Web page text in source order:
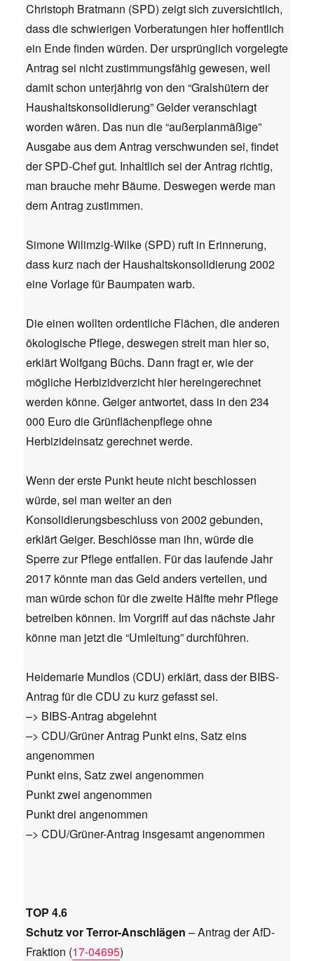
Christoph Bratmann (SPD) zeigt sich zuversichtlich,
dass die schwierigen Vorberatungen hier hoffentlich
ein Ende finden würden. Der ursprünglich vorgelegte
Antrag sei nicht zustimmungsfähig gewesen, weil
damit schon unterjährig von den “Gralshütern der
Haushaltskonsolidierung” Gelder veranschlagt
worden wären. Das nun die “außerplanmäßige”
Ausgabe aus dem Antrag verschwunden sei, findet
der SPD-Chef gut. Inhaltlich sei der Antrag richtig,
man brauche mehr Bäume. Deswegen werde man
dem Antrag zustimmen.
Simone Wilimzig-Wilke (SPD) ruft in Erinnerung,
dass kurz nach der Haushaltskonsolidierung 2002
eine Vorlage für Baumpaten warb.
Die einen wollten ordentliche Flächen, die anderen
ökologische Pflege, deswegen streit man hier so,
erklärt Wolfgang Büchs. Dann fragt er, wie der
mögliche Herbizidverzicht hier hereingerechnet
werden könne. Geiger antwortet, dass in den 234
000 Euro die Grünflächenpflege ohne
Herbizideinsatz gerechnet werde.
Wenn der erste Punkt heute nicht beschlossen
würde, sei man weiter an den
Konsolidierungsbeschluss von 2002 gebunden,
erklärt Geiger. Beschlösse man ihn, würde die
Sperre zur Pflege entfallen. Für das laufende Jahr
2017 könnte man das Geld anders verteilen, und
man würde schon für die zweite Hälfte mehr Pflege
betreiben können. Im Vorgriff auf das nächste Jahr
könne man jetzt die “Umleitung” durchführen.
Heidemarie Mundlos (CDU) erklärt, dass der BIBS-
Antrag für die CDU zu kurz gefasst sei.
–> BIBS-Antrag abgelehnt
–> CDU/Grüner Antrag Punkt eins, Satz eins
angenommen
Punkt eins, Satz zwei angenommen
Punkt zwei angenommen
Punkt drei angenommen
–> CDU/Grüner-Antrag insgesamt angenommen
TOP 4.6
Schutz vor Terror-Anschlägen – Antrag der AfD-
Fraktion (17-04695)